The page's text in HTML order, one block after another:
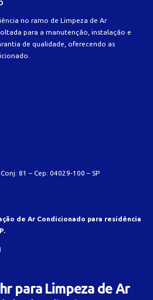
no ramo de Limpeza de Ar
para a manutenção, instalação e
de qualidade, oferecendo as
81 – Cep: 04029-100 – SP
de Ar Condicionado para residência
para Limpeza de Ar